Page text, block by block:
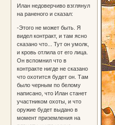
Илан недоверчиво взглянул
на раненого и сказал:
-Этого не может быть. Я
видел контракт, и там ясно
сказано что... Тут он умолк,
и кровь отлила от его лица.
Он вспомнил что в
контракте нигде не сказано
что охотится будет он. Там
было черным по белому
написано, что Илан станет
участником охоты, и что
оружие будет выдано в
момент приземления на